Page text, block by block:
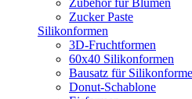
Zubehör für Blumen
Zucker Paste
Silikonformen
3D-Fruchtformen
60x40 Silikonformen
Bausatz für
Donut-Schablone